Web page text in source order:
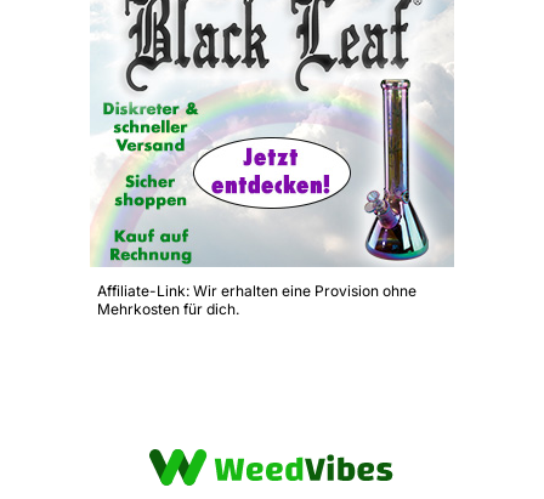
Affiliate-Link: Wir erhalten eine Provision ohne
Mehrkosten für dich.